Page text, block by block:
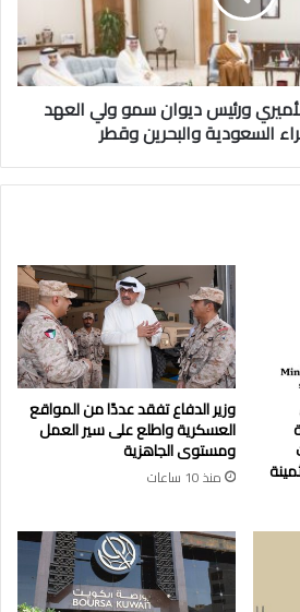
ورئيس ديوان سمو ولي العهد
السعودية والبحرين وقطر
وزير الدفاع تفقد عددًا من المواقع
العسكرية واطلع على سير العمل
ومستوى الجاهزية
منذ 10 ساعات